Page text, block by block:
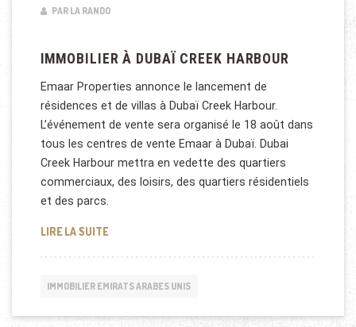
PAR LA RANDO
IMMOBILIER À DUBAÏ CREEK HARBOUR
Emaar Properties annonce le lancement de
résidences et de villas à Dubaï Creek Harbour.
L’événement de vente sera organisé le 18 août dans
tous les centres de vente Emaar à Dubaï. Dubai
Creek Harbour mettra en vedette des quartiers
commerciaux, des loisirs, des quartiers résidentiels
et des parcs.
LIRE LA SUITEIMMOBILIER À DUBAÏ CREEK HARBOUR
IMMOBILIER EMIRATS ARABES UNIS